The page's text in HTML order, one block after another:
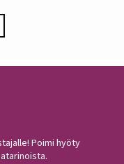
Poimi hyöty